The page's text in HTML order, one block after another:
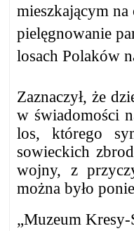
mieszkającym na
pielęgnowanie
losach Polaków
Zaznaczył, że
w świadomości
los, którego
sowieckich
wojny, z
można było
„Muzeum Kresy-